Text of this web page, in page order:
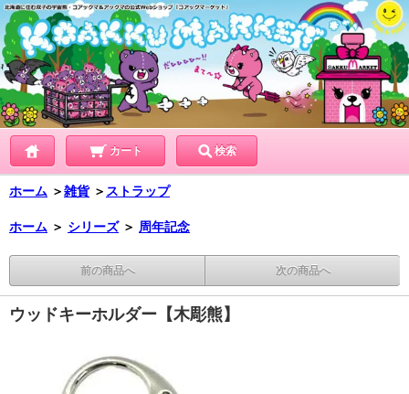
カート 検索
ホーム ＞雑貨 ＞ ストラップ
ホーム ＞ シリーズ ＞ 周年記念
前の商品へ 次の商品へ
ウッドキーホルダー【木彫熊】